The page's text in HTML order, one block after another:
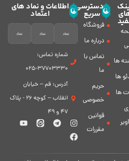
ها
ها
ها
دسترسی
سریع
فروشگاه
درباره ما
تماس با
ما
حریم
خصوصی
قوانین
مقررات
اطلاعات و نماد های
اعتماد
شماره تماس:
37703330-025
آدرس: قم – خیابان
انقلاب – کوچه 26 - پلاک
47 و 49